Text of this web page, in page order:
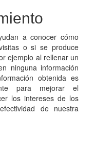
a conocer cómo
o si se produce
ejemplo al rellenar un
ninguna información
obtenida es
para mejorar el
los intereses de los
de nuestra